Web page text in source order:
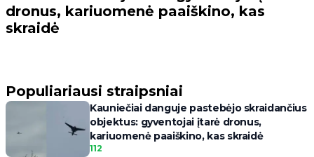
dronus, kariuomenė paaiškino, kas
skraidė
Populiariausi straipsniai
Kauniečiai danguje pastebėjo skraidančius
objektus: gyventojai įtarė dronus,
kariuomenė paaiškino, kas skraidė
112